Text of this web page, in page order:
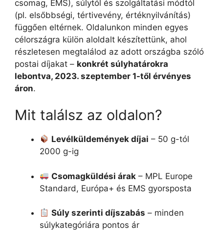
csomag, EMS), súlytól és szolgáltatási módtól
(pl. elsőbbségi, tértivevény, értéknyilvánítás)
függően eltérnek. Oldalunkon minden egyes
célországra külön aloldalt készítettünk, ahol
részletesen megtalálod az adott országba szóló
postai díjakat – konkrét súlyhatárokra
lebontva, 2023. szeptember 1-től érvényes
áron.
Mit találsz az oldalon?
Levélküldemények díjai – 50 g-tól
2000 g-ig
Csomagküldési árak – MPL Europe
Standard, Európa+ és EMS gyorsposta
Súly szerinti díjszabás – minden
súlykategóriára pontos ár